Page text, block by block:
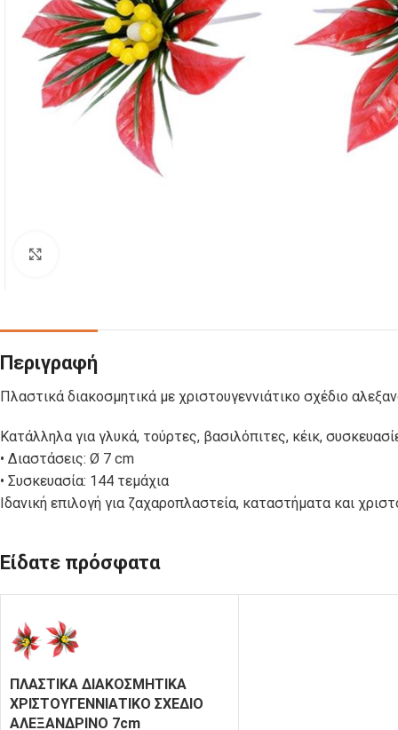
C-PET-ECO
ΚΟΥΤΙΑ
ΦΑΓΗΤΟΥ
ΧΑΡΤΙΝΑ KRAFT
ΚΟΥΤΙΑ
ΣΟΥΣΙ
ΝΤΙΠΑΚΙΑ
Περιγραφή
Πλαστικά διακοσμητικά με χριστουγεννιάτικο σχέδιο
Κατάλληλα για γλυκά, τούρτες, βασιλόπιτες, κέικ,
• Διαστάσεις: Ø 7 cm
• Συσκευασία: 144 τεμάχια
Ιδανική επιλογή για ζαχαροπλαστεία, καταστήματα και
Είδατε πρόσφατα
ΠΛΑΣΤΙΚΑ ΔΙΑΚΟΣΜΗΤΙΚΑ
ΧΡΙΣΤΟΥΓΕΝΝΙΑΤΙΚΟ ΣΧΕΔΙΟ
ΑΛΕΞΑΝΔΡΙΝΟ 7cm